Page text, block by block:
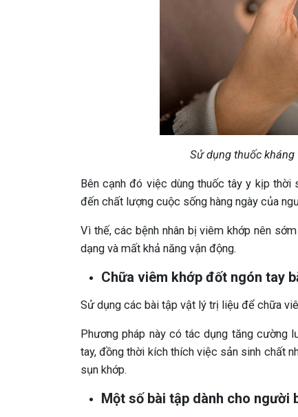
Sử dụng thuốc
Bên cạnh đó việc dùng thuốc tây y kịp thời
đến chất lượng cuộc sống hàng ngày của
Vì thế, các bệnh nhân bị viêm khớp nên
dạng và mất khả năng vận động.
Chữa viêm khớp đốt ngón tay
Sử dụng các bài tập vật lý trị liệu để chữa
Phương pháp này có tác dụng tăng cường
tay, đồng thời kích thích việc sản sinh chất
sụn khớp.
Một số bài tập dành cho người